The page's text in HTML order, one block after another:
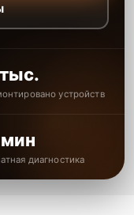
устройств
диагностика